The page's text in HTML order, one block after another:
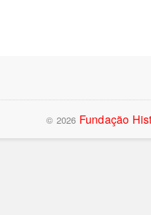
© 2026 Fundação